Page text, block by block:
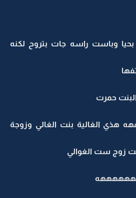
وباست راسه جات بتروح لكنه
حمرت
هذي الغالية بنت الغالي وزوجة
زوج ست الغوالي